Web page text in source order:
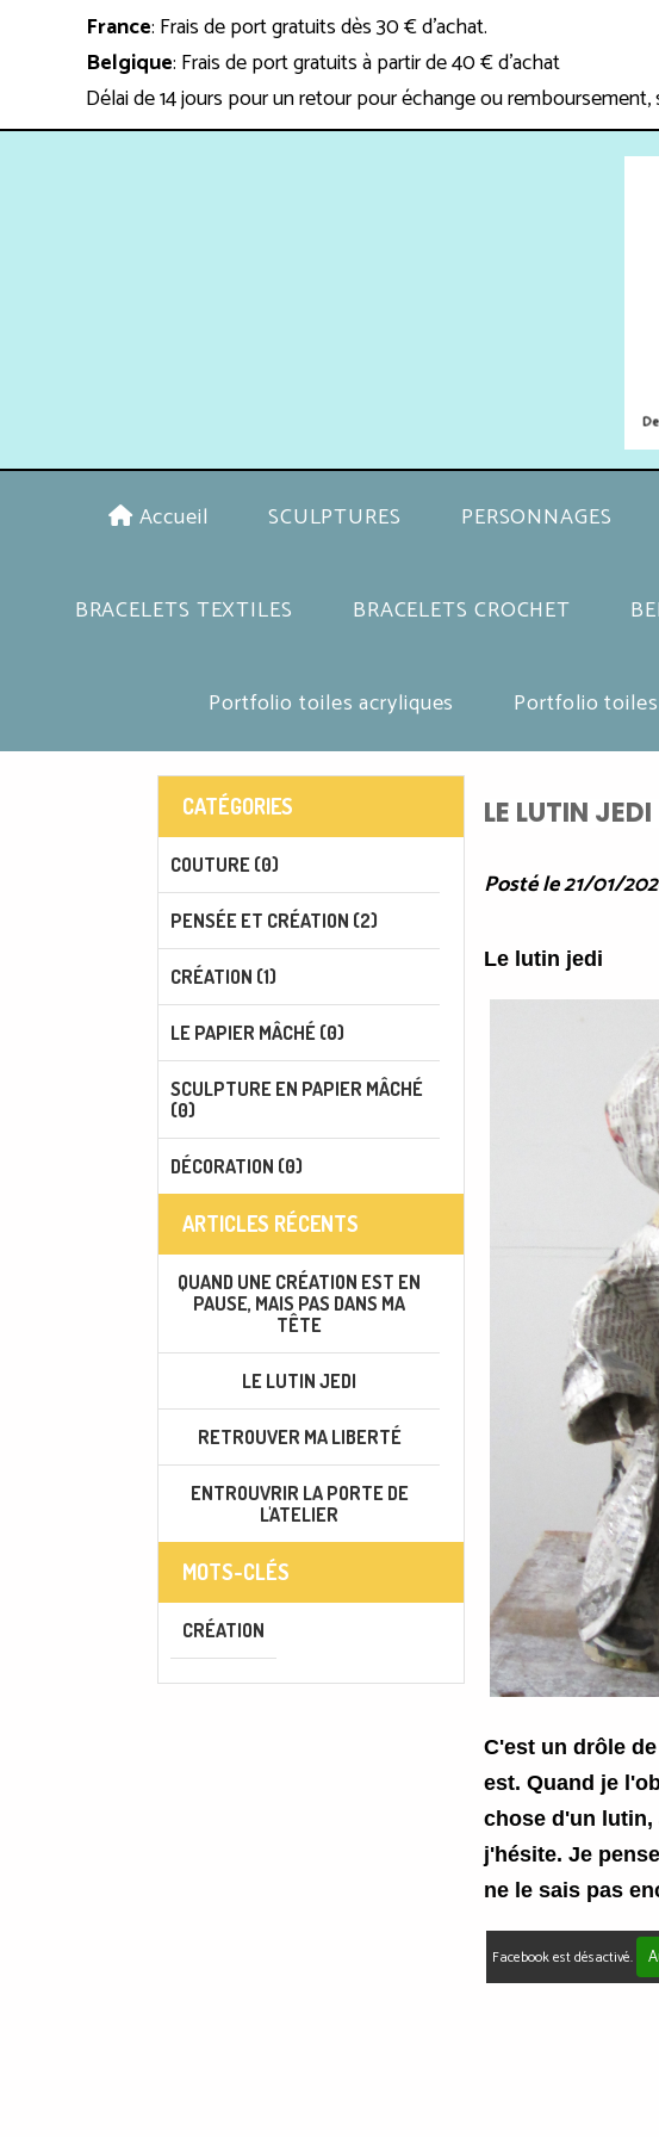
France: Frais de port gratuits dès 30 € d'achat.
Belgique: Frais de port gratuits à partir de 40 € d'achat
Délai de 14 jours pour un retour pour échange ou
Accueil SCULPTURES PERSONNAGES
BRACELETS TEXTILES BRACELETS CROCHET
Portfolio toiles acryliques Portfolio
LE LUTIN JEDI
Posté le 21/01/
Le lutin jedi
C'est un drôle
est. Quand je
chose d'un lutin,
j'hésite. Je
ne le sais pas
Facebook est désactivé.
CATÉGORIES
COUTURE (0)
PENSÉE ET CRÉATION (2)
CRÉATION (1)
LE PAPIER MÂCHÉ (0)
SCULPTURE EN PAPIER MÂCHÉ
(0)
DÉCORATION (0)
ARTICLES RÉCENTS
QUAND UNE CRÉATION EST EN
PAUSE, MAIS PAS DANS MA
TÊTE
LE LUTIN JEDI
RETROUVER MA LIBERTÉ
ENTROUVRIR LA PORTE DE
L'ATELIER
MOTS-CLÉS
CRÉATION